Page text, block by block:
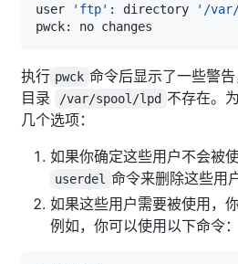
user
'ftp' : directory '/
执行 pwck 命令后显示了一些警
目录
/var/spool/lpd 不存在。
几个选项：
如果你确定这些用户不会被
userdel 命令来删除这些用户
如果这些用户需要被使用，
例如，你可以使用以下命令：